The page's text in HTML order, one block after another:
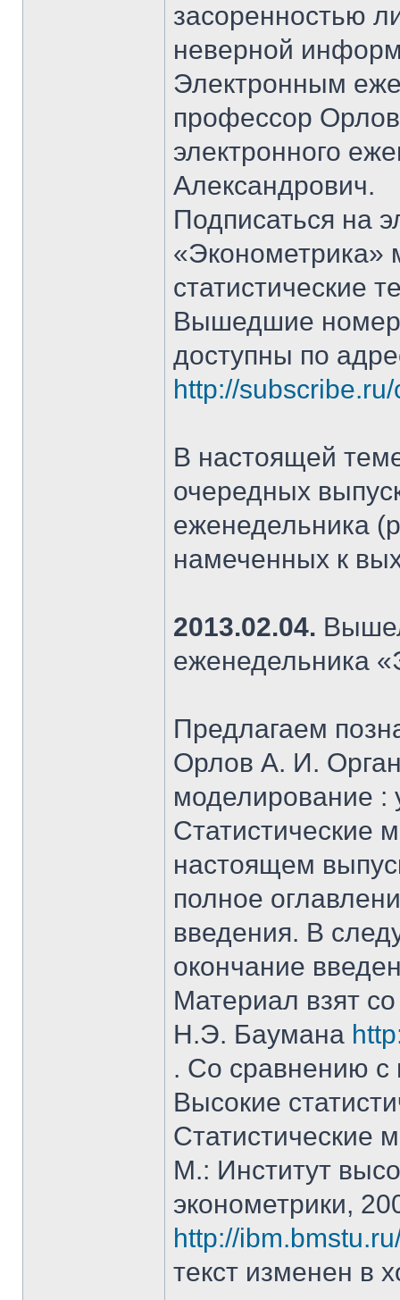
засоренностью
неверной
Электронным
профессор
электронного
Александрович.
Подписаться на
«Эконометрика»
статистические
Вышедшие
доступны по
http://
В настоящей
очередных
еженедельника
намеченных к
2013.02.04.
еженедельника
Предлагаем
Орлов А. И.
моделирование :
Статистические
настоящем
полное
введения. В
окончание
Материал взят
Н.Э. Баумана
. Со сравнению
Высокие
Статистические
М.: Институт
эконометрики,
http://
текст изменен в